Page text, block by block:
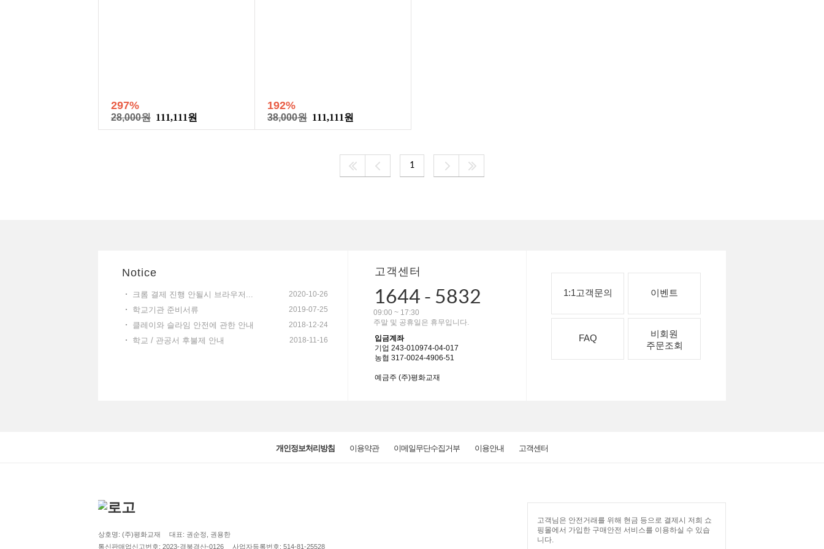
297%
28,000원 111,111원
192%
38,000원 111,111원
1
Notice
크롬 결제 진행 안될시 브라우저... 2020-10-26
학교기관 준비서류 2019-07-25
클레이와 슬라임 안전에 관한 안내 2018-12-24
학교 / 관공서 후불제 안내 2018-11-16
고객센터
1644 - 5832
09:00 ~ 17:30
주말 및 공휴일은 휴무입니다.
입금계좌
기업 243-010974-04-017
농협 317-0024-4906-51
예금주 (주)평화교재
1:1고객문의 이벤트
FAQ
비회원
주문조회
개인정보처리방침 이용약관 이메일무단수집거부 이용안내 고객센터
상호명: (주)평화교재
대표: 권순정, 권용한
통신판매업신고번호: 2023-경북경산-0126
사업자등록번호: 514-81-25528
고객님은 안전거래를 위해 현금 등으로 결제시 저희 쇼
핑몰에서 가입한 구매안전 서비스를 이용하실 수 있습
니다.